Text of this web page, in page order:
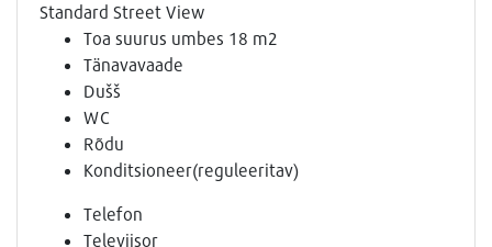
Standard Street View
Toa suurus umbes 18 m2
Tänavavaade
Dušš
WC
Rõdu
Konditsioneer(reguleeritav)
Telefon
Televiisor